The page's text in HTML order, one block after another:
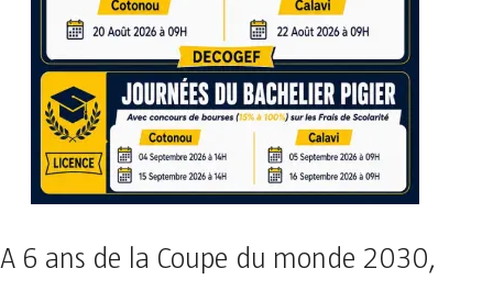
A 6 ans de la Coupe du monde 2030,